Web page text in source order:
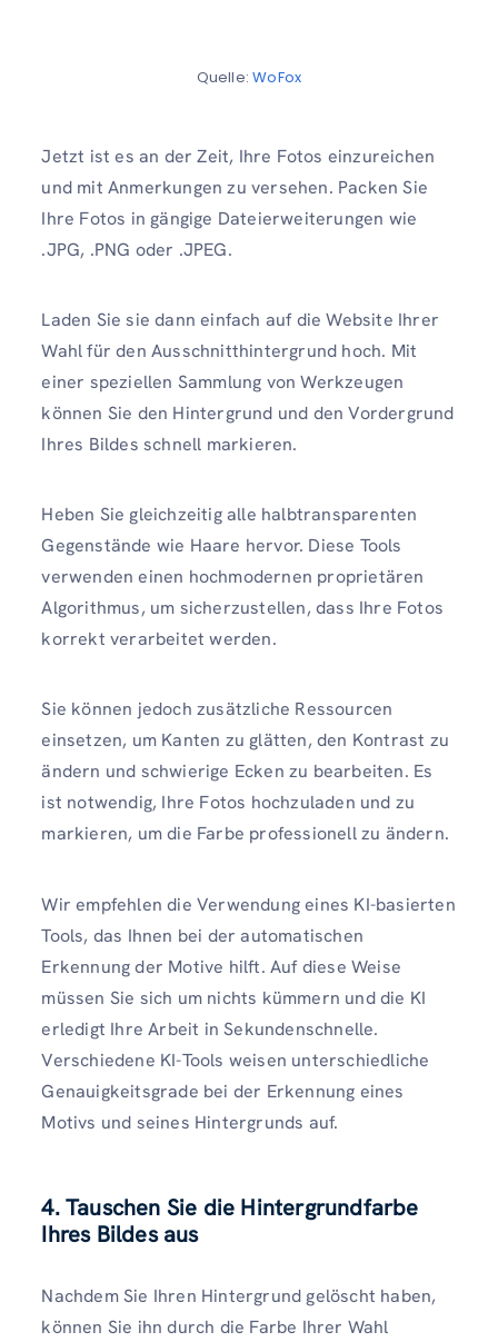
Quelle:WoFox
Jetzt ist es an der Zeit, Ihre Fotos einzureichen
und mit Anmerkungen zu versehen. Packen Sie
Ihre Fotos in gängige Dateierweiterungen wie
.JPG, .PNG oder .JPEG.
Laden Sie sie dann einfach auf die Website Ihrer
Wahl für den Ausschnitthintergrund hoch. Mit
einer speziellen Sammlung von Werkzeugen
können Sie den Hintergrund und den Vordergrund
Ihres Bildes schnell markieren.
Heben Sie gleichzeitig alle halbtransparenten
Gegenstände wie Haare hervor. Diese Tools
verwenden einen hochmodernen proprietären
Algorithmus, um sicherzustellen, dass Ihre Fotos
korrekt verarbeitet werden.
Sie können jedoch zusätzliche Ressourcen
einsetzen, um Kanten zu glätten, den Kontrast zu
ändern und schwierige Ecken zu bearbeiten. Es
ist notwendig, Ihre Fotos hochzuladen und zu
markieren, um die Farbe professionell zu ändern.
Wir empfehlen die Verwendung eines KI-basierten
Tools, das Ihnen bei der automatischen
Erkennung der Motive hilft. Auf diese Weise
müssen Sie sich um nichts kümmern und die KI
erledigt Ihre Arbeit in Sekundenschnelle.
Verschiedene KI-Tools weisen unterschiedliche
Genauigkeitsgrade bei der Erkennung eines
Motivs und seines Hintergrunds auf.
4. Tauschen Sie die Hintergrundfarbe
Ihres Bildes aus
Nachdem Sie Ihren Hintergrund gelöscht haben,
können Sie ihn durch die Farbe Ihrer Wahl